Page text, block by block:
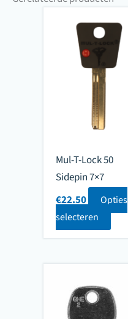
Mul-T-Lock 50
Sidepin 7×7
€22.50
Opties
selecteren